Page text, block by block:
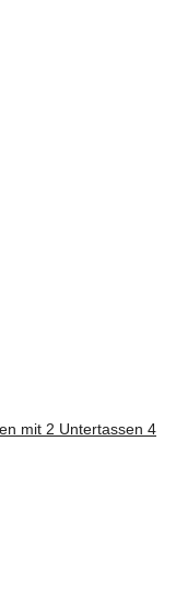
mit 2 Untertassen 4